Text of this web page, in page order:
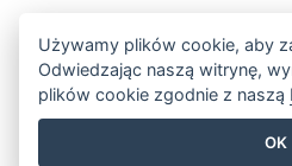
Używamy plików cookie, aby
Odwiedzając naszą witrynę,
plików cookie zgodnie z naszą
OK